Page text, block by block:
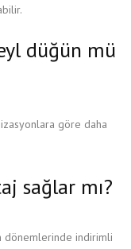
düğün mü
göre daha
sağlar mı?
dönemlerinde indirimli